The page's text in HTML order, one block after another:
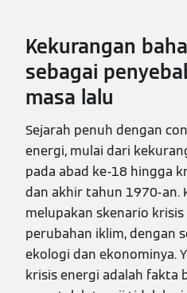
Kekurangan
sebagai
masa lalu
Sejarah penuh dengan
energi, mulai dari
pada abad ke-18 hingga
dan akhir tahun 1970-an.
melupakan skenario
perubahan iklim, dengan
ekologi dan ekonominya.
krisis energi adalah fakta